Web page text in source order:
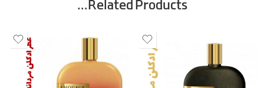
Related Products…